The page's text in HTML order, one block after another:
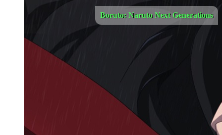
Boruto: Naruto Next Generations